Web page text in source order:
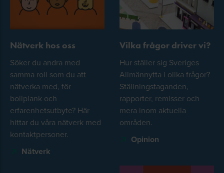
Nätverk hos oss
Söker du andra med
samma roll som du att
nätverka med, för
bollplank och
erfarenhetsutbyte? Här
hittar du våra nätverk med
kontaktpersoner.
Nätverk
Vilka frågor driver vi?
Hur ställer sig Sveriges
Allmännytta i olika frågor?
Ställningstaganden,
rapporter, remisser och
mera inom aktuella
områden.
Opinion